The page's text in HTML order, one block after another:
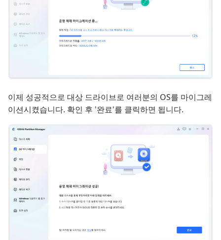
이제 성공적으로 대상 드라이브로 여러분의 OS를 마이그레
이션시켰습니다. 확인 후 '완료'를 클릭하면 됩니다.